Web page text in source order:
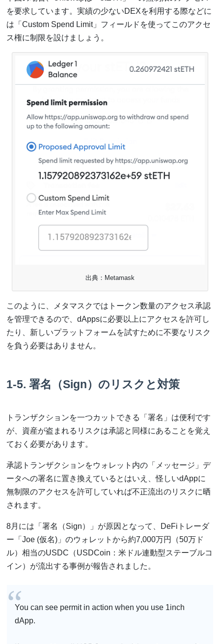
を要求しています。実績の少ないDEXを利用する際などに
は「Custom Spend Limit」フィールドを使ってこのアクセ
ス権に制限を設けましょう。
出典：Metamask
このように、メタマスクではトークン数量のアクセス承認
を管理できるので、dAppsに必要以上にアクセスを許可し
たり、新しいプラットフォームを試すために不要なリスク
を負う必要はありません。
1-5. 署名（Sign）のリスクと対策
トランザクションを一つカットできる「署名」は便利です
が、資産が盗まれるリスクは承認と同様にあることを覚え
ておく必要があります。
承認トランザクションをウォレット内の「メッセージ」デ
ータへの署名に置き換えているとはいえ、怪しいdAppに
無制限のアクセスを許可していれば不正流出のリスクに晒
されます。
8月には「署名（Sign）」が原因となって、DeFiトレーダ
ー「Joe (仮名)」のウォレットから約7,000万円（50万ド
ル）相当のUSDC（USDCoin：米ドル連動型ステーブルコ
イン）が流出する事例が報告されました。
You can see permit in action when you use 1inch
dApp.